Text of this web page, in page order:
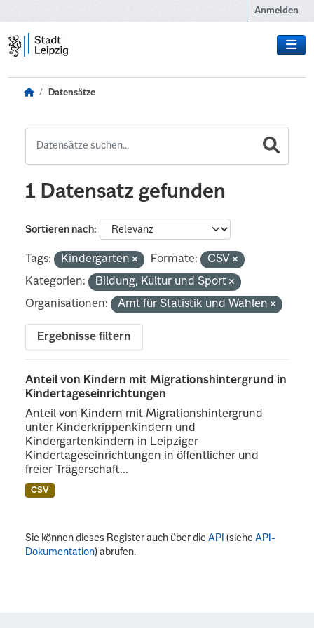
Anmelden
Datensätze
1 Datensatz gefunden
Sortieren nach
Tags: Kindergarten Formate:
CSV
Kategorien:
Bildung, Kultur und Sport
Organisationen:
Amt für Statistik und Wahlen
Ergebnisse filtern
Anteil von Kindern mit Migrationshintergrund in
Kindertageseinrichtungen
Anteil von Kindern mit Migrationshintergrund
unter Kinderkrippenkindern und
Kindergartenkindern in Leipziger
Kindertageseinrichtungen in öffentlicher und
freier Trägerschaft...
CSV
Sie können dieses Register auch über dieAPI (sieheAPI-
Dokumentation) abrufen.